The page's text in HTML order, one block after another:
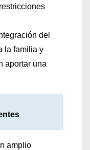
del
la familia y
aportar una
amplio